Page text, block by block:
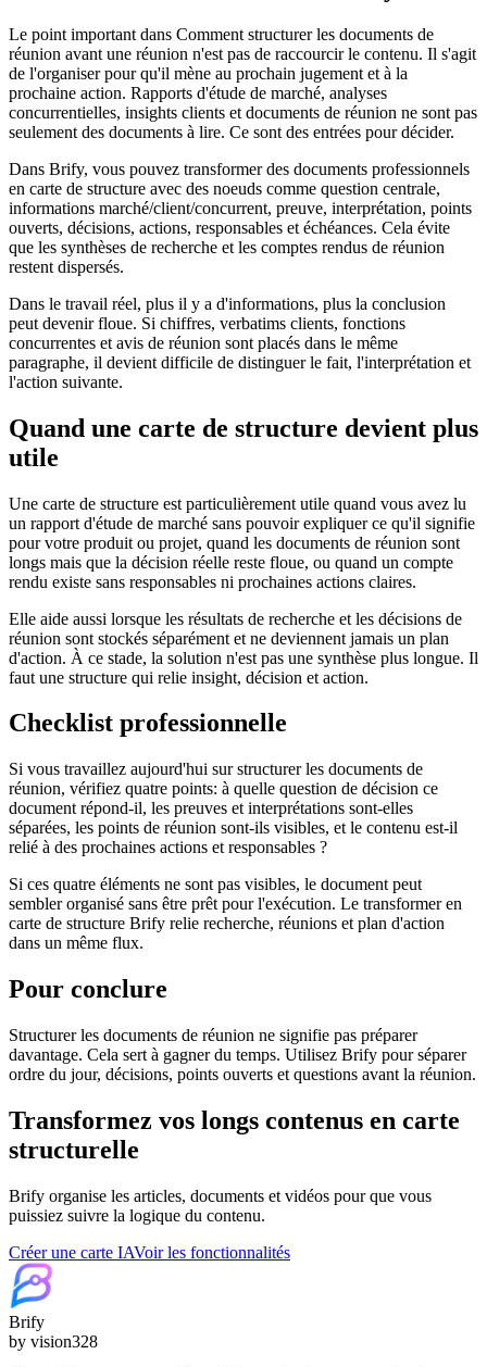
Le point important dans Comment structurer les documents de
réunion avant une réunion n'est pas de raccourcir le contenu. Il s'agit
de l'organiser pour qu'il mène au prochain jugement et à la
prochaine action. Rapports d'étude de marché, analyses
concurrentielles, insights clients et documents de réunion ne sont pas
seulement des documents à lire. Ce sont des entrées pour décider.
Dans Brify, vous pouvez transformer des documents professionnels
en carte de structure avec des noeuds comme question centrale,
informations marché/client/concurrent, preuve, interprétation, points
ouverts, décisions, actions, responsables et échéances. Cela évite
que les synthèses de recherche et les comptes rendus de réunion
restent dispersés.
Dans le travail réel, plus il y a d'informations, plus la conclusion
peut devenir floue. Si chiffres, verbatims clients, fonctions
concurrentes et avis de réunion sont placés dans le même
paragraphe, il devient difficile de distinguer le fait, l'interprétation et
l'action suivante.
Quand une carte de structure devient plus
utile
Une carte de structure est particulièrement utile quand vous avez lu
un rapport d'étude de marché sans pouvoir expliquer ce qu'il signifie
pour votre produit ou projet, quand les documents de réunion sont
longs mais que la décision réelle reste floue, ou quand un compte
rendu existe sans responsables ni prochaines actions claires.
Elle aide aussi lorsque les résultats de recherche et les décisions de
réunion sont stockés séparément et ne deviennent jamais un plan
d'action. À ce stade, la solution n'est pas une synthèse plus longue. Il
faut une structure qui relie insight, décision et action.
Checklist professionnelle
Si vous travaillez aujourd'hui sur structurer les documents de
réunion, vérifiez quatre points: à quelle question de décision ce
document répond-il, les preuves et interprétations sont-elles
séparées, les points de réunion sont-ils visibles, et le contenu est-il
relié à des prochaines actions et responsables ?
Si ces quatre éléments ne sont pas visibles, le document peut
sembler organisé sans être prêt pour l'exécution. Le transformer en
carte de structure Brify relie recherche, réunions et plan d'action
dans un même flux.
Pour conclure
Structurer les documents de réunion ne signifie pas préparer
davantage. Cela sert à gagner du temps. Utilisez Brify pour séparer
ordre du jour, décisions, points ouverts et questions avant la réunion.
Transformez vos longs contenus en carte
structurelle
Brify organise les articles, documents et vidéos pour que vous
puissiez suivre la logique du contenu.
Créer une carte IAVoir les fonctionnalités
Brify
by vision328